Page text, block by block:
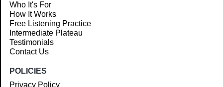
Who It's For
How It Works
Free Listening Practice
Intermediate Plateau
Testimonials
Contact Us
POLICIES
Privacy Policy